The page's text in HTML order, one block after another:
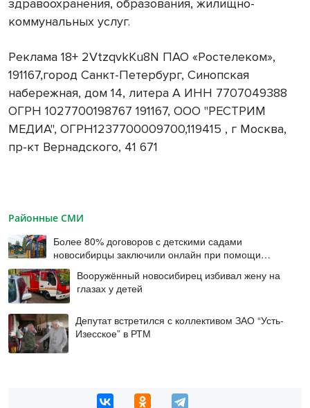
здравоохранения, образования, жилищно-
коммунальных услуг.
Реклама 18+ 2VtzqvkKu8N ПАО «Ростелеком»,
191167,город Санкт-Петербург, Синопская
набережная, дом 14, литера А ИНН 7707049388
ОГРН 1027700198767 191167, ООО "РЕСТРИМ
МЕДИА", ОГРН1237700009700,119415 , г Москва,
пр-кт Вернадского, 41 671
Районные СМИ
Более 80% договоров с детскими садами
новосибирцы заключили онлайн при помощи
цифровой подписи
Вооружённый новосибирец избивал жену на
глазах у детей
Депутат встретился с коллективом ЗАО “Усть-
Изесское” в РТМ